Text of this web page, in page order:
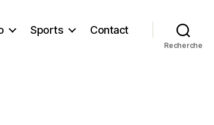
Sports Contact
Recherche